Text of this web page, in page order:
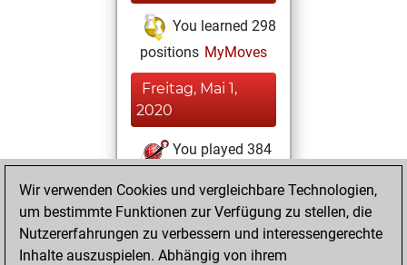
You learned 298
positions MyMoves
Freitag, Mai 1,
2020
You played 384
You scored
+200 =10 -174 in
blitz
Wir verwenden Cookies und vergleichbare Technologien,
um bestimmte Funktionen zur Verfügung zu stellen, die
Nutzererfahrungen zu verbessern und interessengerechte
Inhalte auszuspielen. Abhängig von ihrem